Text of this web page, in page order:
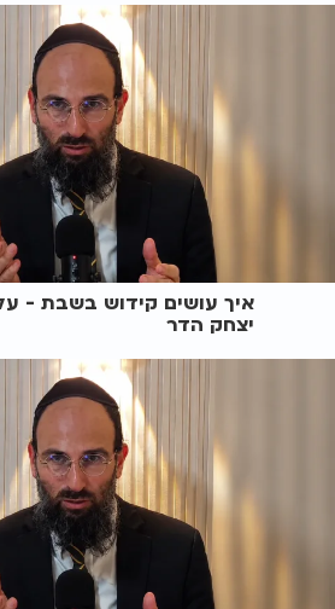
איך עושים קידוש בשבת -
יצחק הדר